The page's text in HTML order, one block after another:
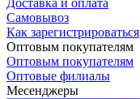
Доставка и оплата
Самовывоз
Как зарегистрироваться
Оптовым покупателям
Оптовым покупателям
Оптовые филиалы
Месенджеры